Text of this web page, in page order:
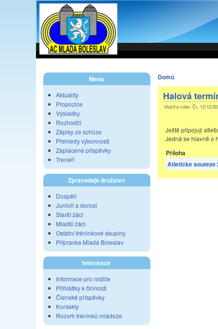
Menu
Aktuality
Propozice
Výsledky
Rozhodčí
Zápisy ze schůze
Přehledy výkonnosti
Zaplacené příspěvky
Trenéři
Zpravodaje družstev
Dospělí
Junioři a dorost
Starší žáci
Mladší žáci
Ostatní tréninkové skupiny
Přípravka Mladá Boleslav
Informace
Informace pro rodiče
Přihlášky k činnosti
Členské příspěvky
Kontakty
Rozvrh tréninků mládeže
Domů
Halová
Vložil/a miler, Čt, 12/12/
Ještě připojuji
Jedná se hlavně o
Příloha
Atleticke souteze